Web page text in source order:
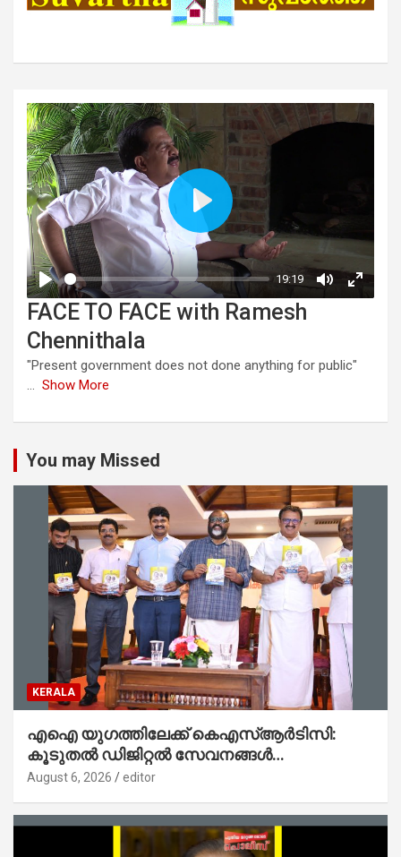
FACE TO FACE with Ramesh
Chennithala
"Present government does not done anything for public"
... Show More
You may Missed
KERALA
എഐ യുഗത്തിലേക്ക് കെഎസ്ആർടിസി:
കൂടുതൽ ഡിജിറ്റൽ സേവനങ്ങൾ
ജനങ്ങളിലേക്കെത്തിക്കും – മന്ത്രി സി പി
August 6, 2026 editor